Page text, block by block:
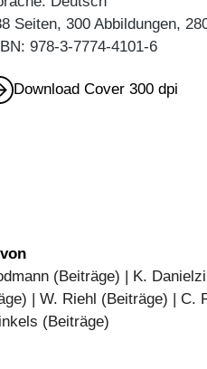
Seiten, 300 Abbildungen,
978-3-7774-4101-6
Download Cover 300 dpi
(Beiträge) | K.
| W. Riehl (Beiträge) | C.
(Beiträge)